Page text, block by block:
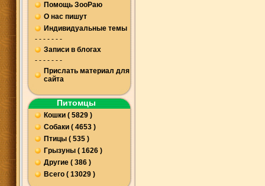
Помощь ЗооРаю
О нас пишут
Индивидуальные темы
- - - - - - -
Записи в блогах
- - - - - - -
Прислать материал для
сайта
Питомцы
Кошки ( 5829 )
Собаки ( 4653 )
Птицы ( 535 )
Грызуны ( 1626 )
Другие ( 386 )
Всего ( 13029 )